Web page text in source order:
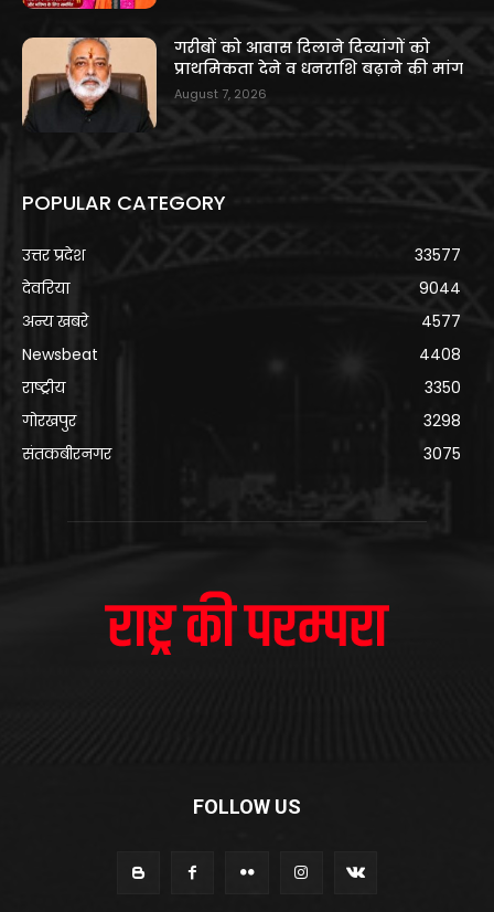
गरीबों को आवास दिलाने दिव्यांगों को
प्राथमिकता देने व धनराशि बढ़ाने की मांग
August 7, 2026
POPULAR CATEGORY
उत्तर प्रदेश
33577
देवरिया
9044
अन्य खबरे
4577
Newsbeat
4408
राष्ट्रीय
3350
गोरखपुर
3298
संतकबीरनगर
3075
FOLLOW US